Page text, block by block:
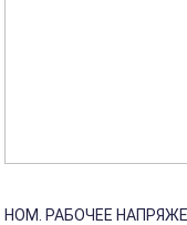
НОМ. РАБОЧЕЕ